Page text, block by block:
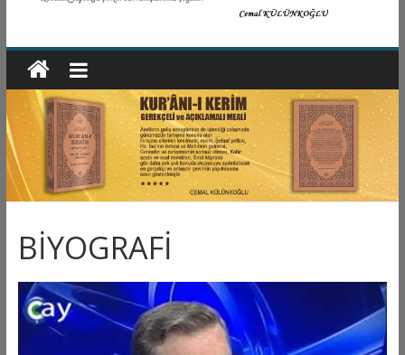
BİYOGRAFİ